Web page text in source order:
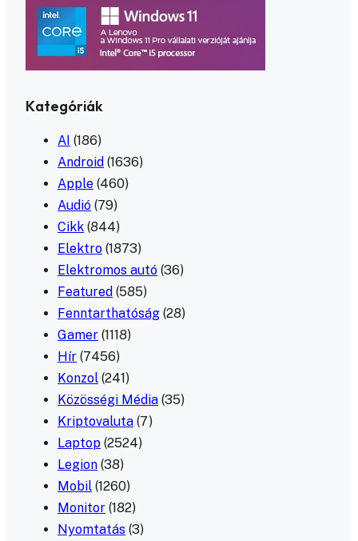
Kategóriák
AI (186)
Android (1636)
Apple (460)
Audió (79)
Cikk (844)
Elektro (1873)
Elektromos autó (36)
Featured (585)
Fenntarthatóság (28)
Gamer (1118)
Hír (7456)
Konzol (241)
Közösségi Média (35)
Kriptovaluta (7)
Laptop (2524)
Legion (38)
Mobil (1260)
Monitor (182)
Nyomtatás (3)